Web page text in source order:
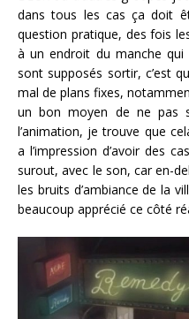
dans tous les cas ça doit
question pratique, des fois
à un endroit du manche qui
sont supposés sortir, c’est
mal de plans fixes,
un bon moyen de ne pas
l’animation, je trouve que
a l’impression d’avoir des
surout, avec le son, car en-
les bruits d’ambiance de la
beaucoup apprécié ce côté